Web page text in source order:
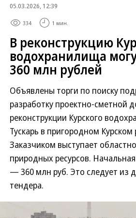
05.03.2026, 12:39
334 1 мин.
В реконструкцию
водохранилища
360 млн рублей
Объявлены торги по поиску
разработку проектно-сметной
реконструкции Курского
Тускарь в пригородном Курском
Заказчиком выступает
природных ресурсов.
— 360 млн руб. Это следует из
тендера.